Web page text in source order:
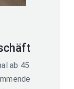
ab 45